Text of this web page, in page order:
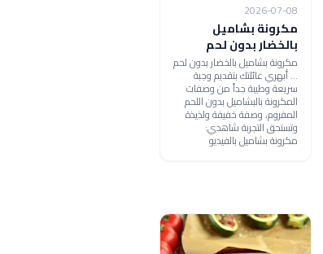
2026-07-08
مكرونة بشاميل
بالخضار بدون لحم
مكرونة بشاميل بالخضار بدون لحم
... أبهري عائلتك بتقديم وجبة
سريعة وطيبة جداً من وصفات
المكرونة بالبشاميل بدون اللحم
المفروم، وصفة خفيفة ولذيذة
وتستحق التجربة شاهدي:
مكرونة بشاميل بالفيديو